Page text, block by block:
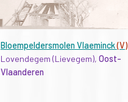
Bloempeldersmolen Vlaeminck(V)
Lovendegem (Lievegem), Oost-
Vlaanderen